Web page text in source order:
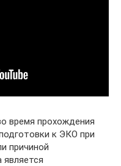
время прохождения
к ЭКО при
причиной
является